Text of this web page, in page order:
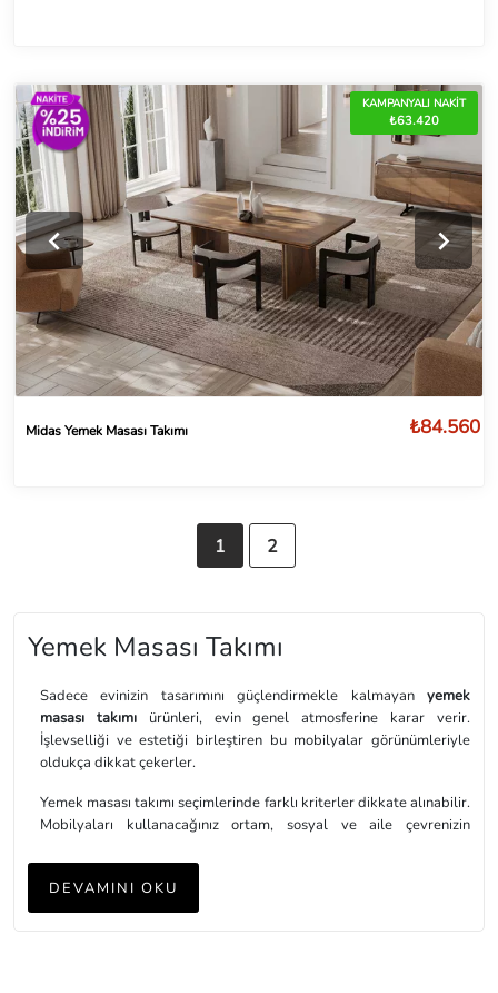
Yemek Masası Takımı
Sadece evinizin tasarımını güçlendirmekle kalmayan yemek
masası takımıürünleri, evin genel atmosferine karar verir.
İşlevselliği ve estetiği birleştiren bu mobilyalar görünümleriyle
oldukça dikkat çekerler.
Yemek masası takımı seçimlerinde farklı kriterler dikkate alınabilir.
Mobilyaları kullanacağınız ortam, sosyal ve aile çevrenizin
seçimi yapmanızı sağlar. Yemek masası takımı alırken zamansız
trendlere hitap ettiğinizi bilmek de önemlidir. Uzun ömürlü bir
kullanımı hedefleyerek bütçe dostu kararlar alabilirsiniz.
DEVAMINI OKU
1 2
KAMPANYALI NAKİT
₺63.420
Midas Yemek Masası Takımı ₺84.560